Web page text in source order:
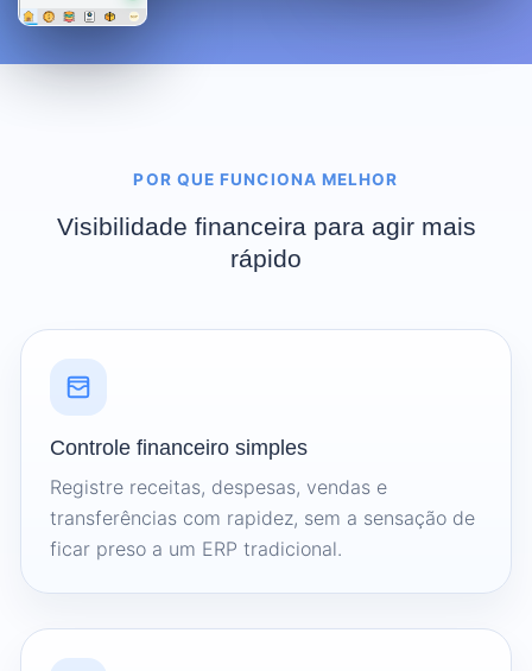
POR QUE FUNCIONA MELHOR
Visibilidade financeira para agir mais
rápido
Controle financeiro simples
Registre receitas, despesas, vendas e
transferências com rapidez, sem a sensação de
ficar preso a um ERP tradicional.